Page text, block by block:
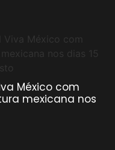
México com
mexicana nos